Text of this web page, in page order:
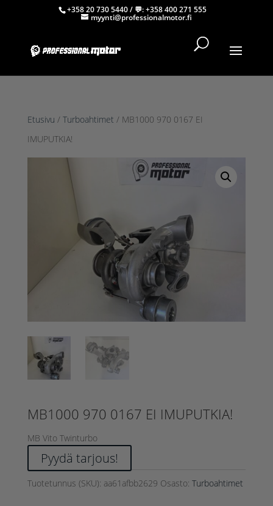
+358 20 730 5440/ 💬:+358 400 271 555
myynti@professionalmotor.fi
Etusivu / Turboahtimet / MB1000 970 0167 EI
IMUPUTKIA!
MB1000 970 0167 EI IMUPUTKIA!
MB Vito Twinturbo
Pyydä tarjous!
Tuotetunnus (SKU): aa61afbb2629 Osasto: Turboahtimet